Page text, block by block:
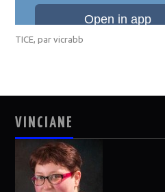
TICE, parvicrabb
VINCIANE